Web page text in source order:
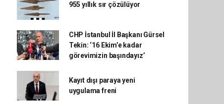
955 yıllık sır çözülüyor
CHP İstanbul İl Başkanı Gürsel
Tekin: ‘16 Ekim’e kadar
görevimizin başındayız’
Kayıt dışı paraya yeni
uygulama freni